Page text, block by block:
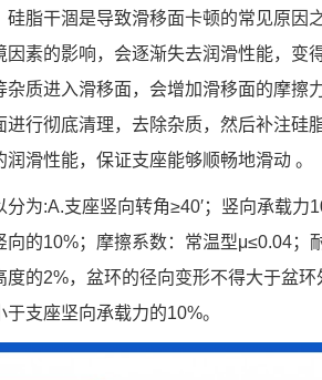
硅脂干涸是导致滑移面卡顿的常见原因
因素的影响，会逐渐失去润滑性能，变
杂质进入滑移面，会增加滑移面的摩擦
进行彻底清理，去除杂质，然后补注硅
滑性能，保证支座能够顺畅地滑动 。
分为:A.支座竖向转角≥40′；竖向承载
向的10%；摩擦系数：常温型μ≤0.04；
度的2%，盆环的径向变形不得大于盆
支座坚向承载力的10%。